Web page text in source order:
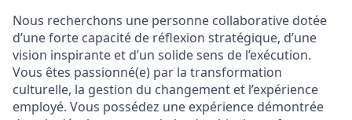
Nous recherchons une personne collaborative dotée
d’une forte capacité de réflexion stratégique, d’une
vision inspirante et d’un solide sens de l’exécution.
Vous êtes passionné(e) par la transformation
culturelle, la gestion du changement et l’expérience
employé. Vous possédez une expérience démontrée